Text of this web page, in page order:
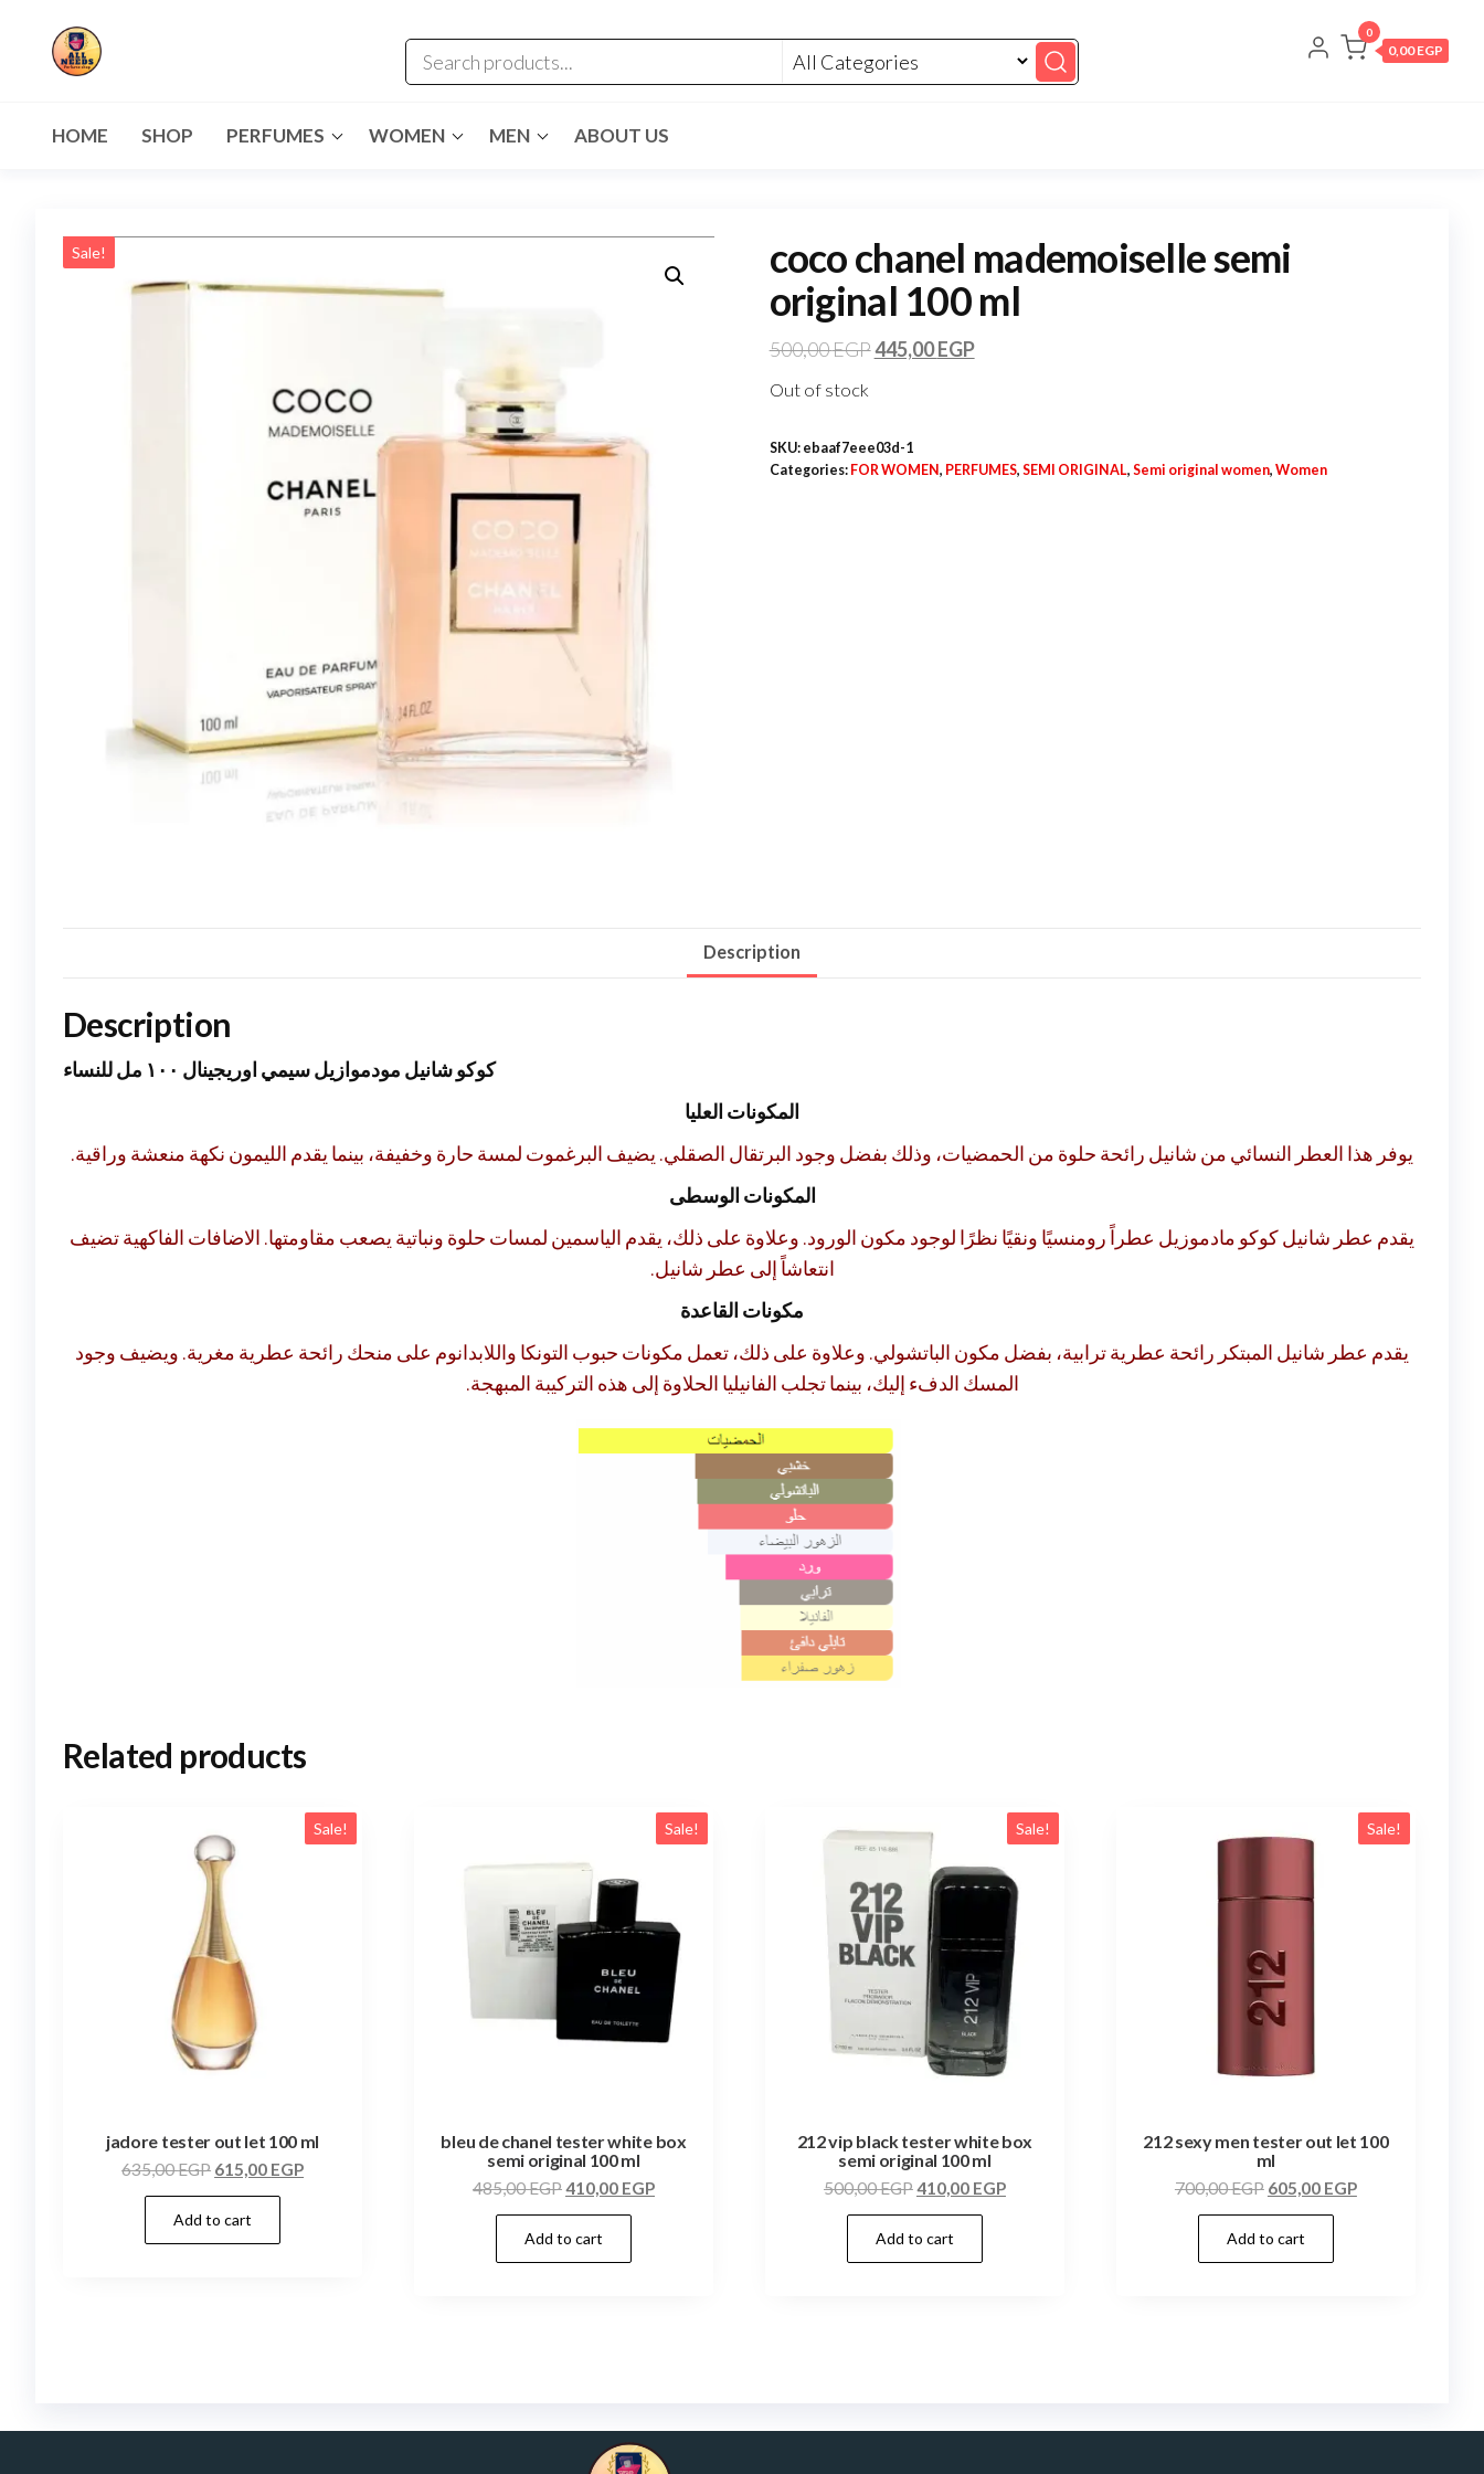
0
0,00 EGP
HOME SHOP PERFUMES WOMEN MEN ABOUT US
Sale!
coco chanel mademoiselle semi
original 100 ml
500,00EGP445,00EGP
Out of stock
SKU: ebaaf7eee03d-1
Categories: FOR WOMEN, PERFUMES, SEMI ORIGINAL, Semi original women, Women
Description
Description
كوكو شانيل مودموازيل سيمي اوريجينال ١٠٠ مل للنساء
المكونات العليا
يوفر هذا العطر النسائي من شانيل رائحة حلوة من الحمضيات، وذلك بفضل وجود البرتقال الصقلي. يضيف البرغموت لمسة حارة وخفيفة، بينما يقدم الليمون نكهة منعشة وراقية.
المكونات الوسطى
يقدم عطر شانيل كوكو مادموزيل عطراً رومنسيًا ونقيًا نظرًا لوجود مكون الورود. وعلاوة على ذلك، يقدم الياسمين لمسات حلوة ونباتية يصعب مقاومتها. الاضافات الفاكهية تضيف
انتعاشاً إلى عطر شانيل.
مكونات القاعدة
يقدم عطر شانيل المبتكر رائحة عطرية ترابية، بفضل مكون الباتشولي. وعلاوة على ذلك، تعمل مكونات حبوب التونكا واللابدانوم على منحك رائحة عطرية مغرية. ويضيف وجود
المسك الدفء إليك، بينما تجلب الفانيليا الحلاوة إلى هذه التركيبة المبهجة.
Related products
Sale!
jadore tester out let 100 ml
635,00EGP 615,00 EGP
Add to cart
Sale!
bleu de chanel tester white box
semi original 100 ml
485,00EGP410,00 EGP
Add to cart
Sale!
212 vip black tester white box
semi original 100 ml
500,00EGP410,00 EGP
Add to cart
Sale!
212 sexy men tester out let 100
ml
700,00EGP 605,00 EGP
Add to cart